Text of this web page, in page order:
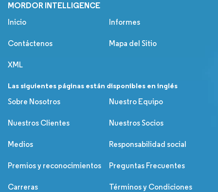
MORDOR INTELLIGENCE
Inicio Informes
Contáctenos Mapa del Sitio
XML
Las siguientes páginas están disponibles en inglés
Sobre Nosotros
Nuestro Equipo
Nuestros Clientes Nuestros Socios
Medios Responsabilidad social
Premios y reconocimientos Preguntas Frecuentes
Carreras Términos y Condiciones